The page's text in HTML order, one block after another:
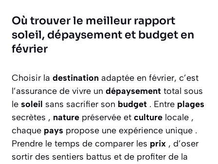
Où trouver le meilleur rapport
soleil, dépaysement et budget en
février
Choisir la destination adaptée en février, c’est
l’assurance de vivre un dépaysement total sous
le soleil sans sacrifier son budget . Entre plages
secrètes , nature préservée et culture locale ,
chaque pays propose une expérience unique .
Prendre le temps de comparer les prix , d’oser
sortir des sentiers battus et de profiter de la